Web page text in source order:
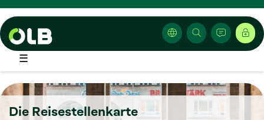
☰
Die Reisestellenkarte